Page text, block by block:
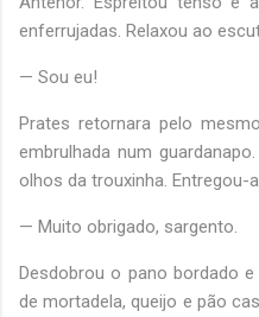
enferrujadas. Relaxou ao
— Sou eu!
Prates retornara pelo
embrulhada num
olhos da trouxinha. Entregou-
— Muito obrigado, sargento.
Desdobrou o pano bordado
de mortadela, queijo e pão